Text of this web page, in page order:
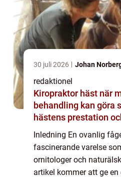
30 juli 2026 Johan
redaktionel
Kiropraktor häst när manuell
behandling kan göra
hästens prestation
Inledning En ovanlig
fascinerande varelse
ornitologer och
artikel kommer att ge